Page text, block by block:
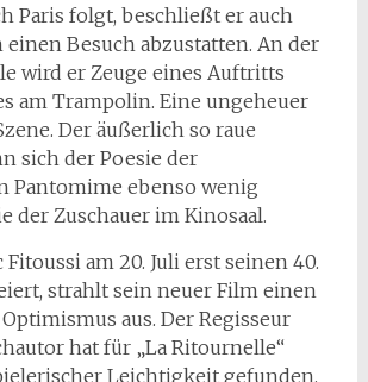
Paris folgt, beschließt er auch
einen Besuch abzustatten. An der
wird er Zeuge eines Auftritts
am Trampolin. Eine ungeheuer
Der äußerlich so raue
sich der Poesie der
Pantomime ebenso wenig
der Zuschauer im Kinosaal.
am 20. Juli erst seinen 40.
strahlt sein neuer Film einen
aus. Der Regisseur
hat für „La Ritournelle“
Leichtigkeit gefunden.